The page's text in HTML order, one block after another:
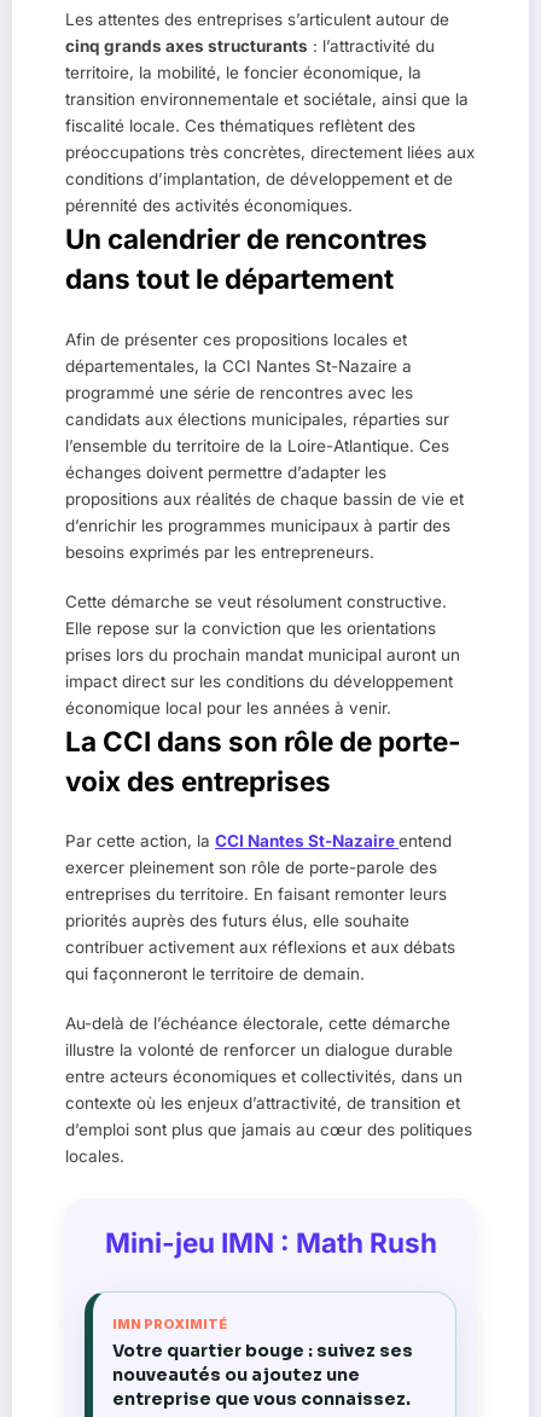
Les attentes des entreprises s’articulent autour de
cinq grands axes structurants : l’attractivité du
territoire, la mobilité, le foncier économique, la
transition environnementale et sociétale, ainsi que la
fiscalité locale. Ces thématiques reflètent des
préoccupations très concrètes, directement liées aux
conditions d’implantation, de développement et de
pérennité des activités économiques.
Un calendrier de rencontres
dans tout le département
Afin de présenter ces propositions locales et
départementales, la CCI Nantes St-Nazaire a
programmé une série de rencontres avec les
candidats aux élections municipales, réparties sur
l’ensemble du territoire de la Loire-Atlantique. Ces
échanges doivent permettre d’adapter les
propositions aux réalités de chaque bassin de vie et
d’enrichir les programmes municipaux à partir des
besoins exprimés par les entrepreneurs.
Cette démarche se veut résolument constructive.
Elle repose sur la conviction que les orientations
prises lors du prochain mandat municipal auront un
impact direct sur les conditions du développement
économique local pour les années à venir.
La CCI dans son rôle de porte-
voix des entreprises
Par cette action, la CCI Nantes St-Nazaireentend
exercer pleinement son rôle de porte-parole des
entreprises du territoire. En faisant remonter leurs
priorités auprès des futurs élus, elle souhaite
contribuer activement aux réflexions et aux débats
qui façonneront le territoire de demain.
Au-delà de l’échéance électorale, cette démarche
illustre la volonté de renforcer un dialogue durable
entre acteurs économiques et collectivités, dans un
contexte où les enjeux d’attractivité, de transition et
d’emploi sont plus que jamais au cœur des politiques
locales.
Mini-jeu IMN : Math Rush
IMN PROXIMITÉ
Votre quartier bouge : suivez ses
nouveautés ou ajoutez une
entreprise que vous connaissez.